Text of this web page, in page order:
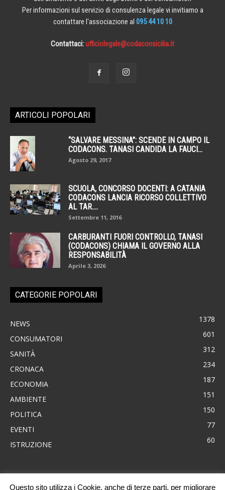
Per informazioni sul servizio di consulenza legale vi invitiamo a
contattare l'associazione al 095 44 10 10
Contattaci:ufficiolegale@codaconsicilia.it
ARTICOLI POPOLARI
“SALVARE MESSINA”: SCENDE IN CAMPO IL
CODACONS. TANASI CANDIDA LA FAUCI...
Agosto 29, 2017
SCUOLA, CONCORSO DOCENTI: A CATANIA
CODACONS LANCIA RICORSO COLLETTIVO
AL TAR....
Settembre 11, 2016
CARBURANTI FUORI CONTROLLO, TANASI
(CODACONS) CHIAMA IL GOVERNO ALLA
RESPONSABILITÀ
Aprile 3, 2026
CATEGORIE POPOLARI
NEWS 1378
CONSUMATORI 601
SANITÀ 312
CRONACA 234
ECONOMIA 187
AMBIENTE 151
POLITICA 150
EVENTI 77
ISTRUZIONE 60
Questo sito utilizza i Cookie, anche di terze parti, per migliorare